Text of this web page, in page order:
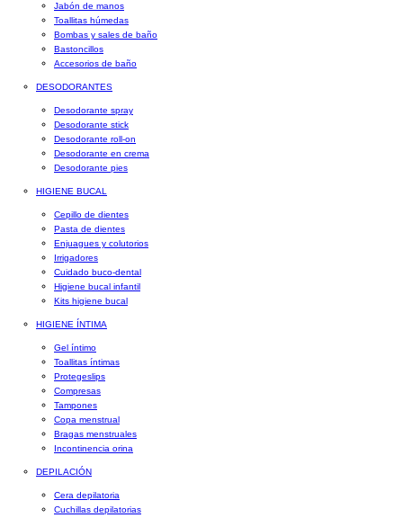
Jabón de manos
Toallitas húmedas
Bombas y sales de baño
Bastoncillos
Accesorios de baño
DESODORANTES
Desodorante spray
Desodorante stick
Desodorante roll-on
Desodorante en crema
Desodorante pies
HIGIENE BUCAL
Cepillo de dientes
Pasta de dientes
Enjuagues y colutorios
Irrigadores
Cuidado buco-dental
Higiene bucal infantil
Kits higiene bucal
HIGIENE ÍNTIMA
Gel íntimo
Toallitas íntimas
Protegeslips
Compresas
Tampones
Copa menstrual
Bragas menstruales
Incontinencia orina
DEPILACIÓN
Cera depilatoria
Cuchillas depilatorias